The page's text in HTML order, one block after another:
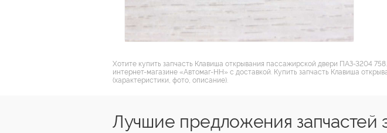
Хотите купить запчасть Клавиша открывания пассажирской двери ПАЗ-3204
интернет-магазине «Автомаг-НН» с доставкой. Купить запчасть Клавиша
(характеристики, фото, описание).
Лучшие предложения запчастей